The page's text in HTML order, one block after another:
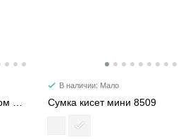
В наличии: Мало
Сумка кисет мини 8509